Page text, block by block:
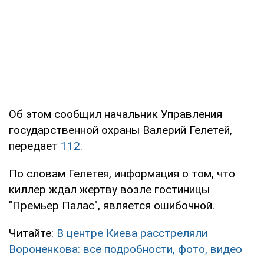
Об этом сообщил начальник Управления
государственной охраны Валерий Гелетей,
передает 112.
По словам Гелетея, информация о том, что
киллер ждал жертву возле гостиницы
"Премьер Палас", является ошибочной.
Читайте: В центре Киева расстреляли
Вороненкова: все подробности, фото, видео